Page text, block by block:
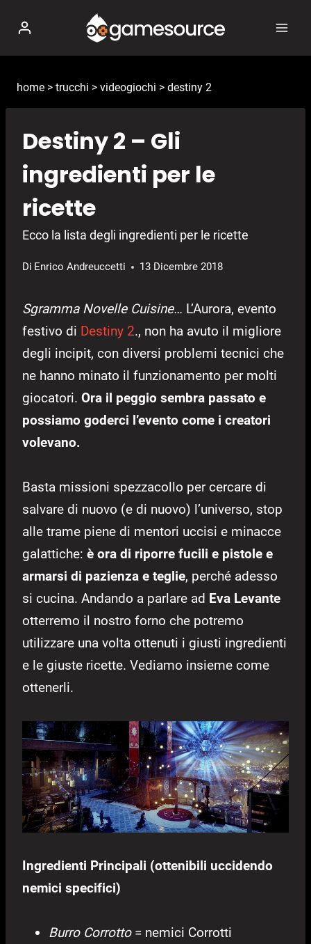
contenuto
home > trucchi > videogiochi > destiny 2
Destiny 2 – Gli
ingredienti per le
ricette
Ecco la lista degli ingredienti per le ricette
Di Enrico Andreuccetti 13 Dicembre 2018
Sgramma Novelle Cuisine… L’Aurora, evento
festivo di Destiny 2., non ha avuto il migliore
degli incipit, con diversi problemi tecnici che
ne hanno minato il funzionamento per molti
giocatori. Ora il peggio sembra passato e
possiamo goderci l’evento come i creatori
volevano.
Basta missioni spezzacollo per cercare di
salvare di nuovo (e di nuovo) l’universo, stop
alle trame piene di mentori uccisi e minacce
galattiche: è ora di riporre fucili e pistole e
armarsi di pazienza e teglie, perché adesso
si cucina. Andando a parlare ad Eva Levante
otterremo il nostro forno che potremo
utilizzare una volta ottenuti i giusti ingredienti
e le giuste ricette. Vediamo insieme come
ottenerli.
Ingredienti Principali (ottenibili uccidendo
nemici specifici)
Burro Corrotto= nemici Corrotti